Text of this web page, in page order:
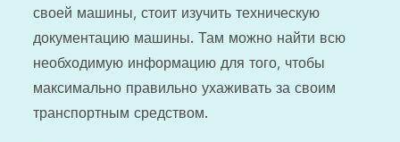
своей машины, стоит изучить техническую
документацию машины. Там можно найти всю
необходимую информацию для того, чтобы
максимально правильно ухаживать за своим
транспортным средством.